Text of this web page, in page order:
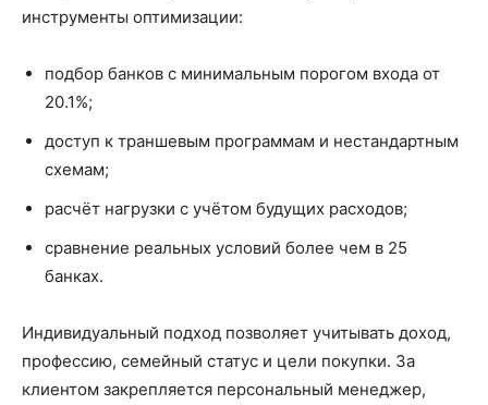
инструменты оптимизации:
подбор банков с минимальным порогом входа от
20.1%;
доступ к траншевым программам и нестандартным
схемам;
расчёт нагрузки с учётом будущих расходов;
сравнение реальных условий более чем в 25
банках.
Индивидуальный подход позволяет учитывать доход,
профессию, семейный статус и цели покупки. За
клиентом закрепляется персональный менеджер,